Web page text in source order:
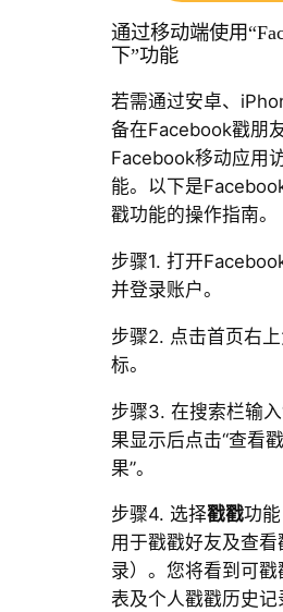
通过移动端使用
下”功能
若需通过安卓、
备在Facebook戳朋
Facebook移动应用
能。以下是
戳功能的操作指南。
步骤1. 打开
并登录账户。
步骤2. 点击首页右
标。
步骤3. 在搜索栏输入
果显示后点击“查看
果”。
步骤4. 选择戳戳功
用于戳戳好友及查看
录）。您将看到可戳
表及个人戳戳历史记